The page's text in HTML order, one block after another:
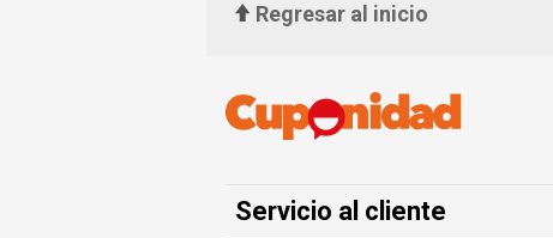
Regresar al inicio
Servicio al cliente